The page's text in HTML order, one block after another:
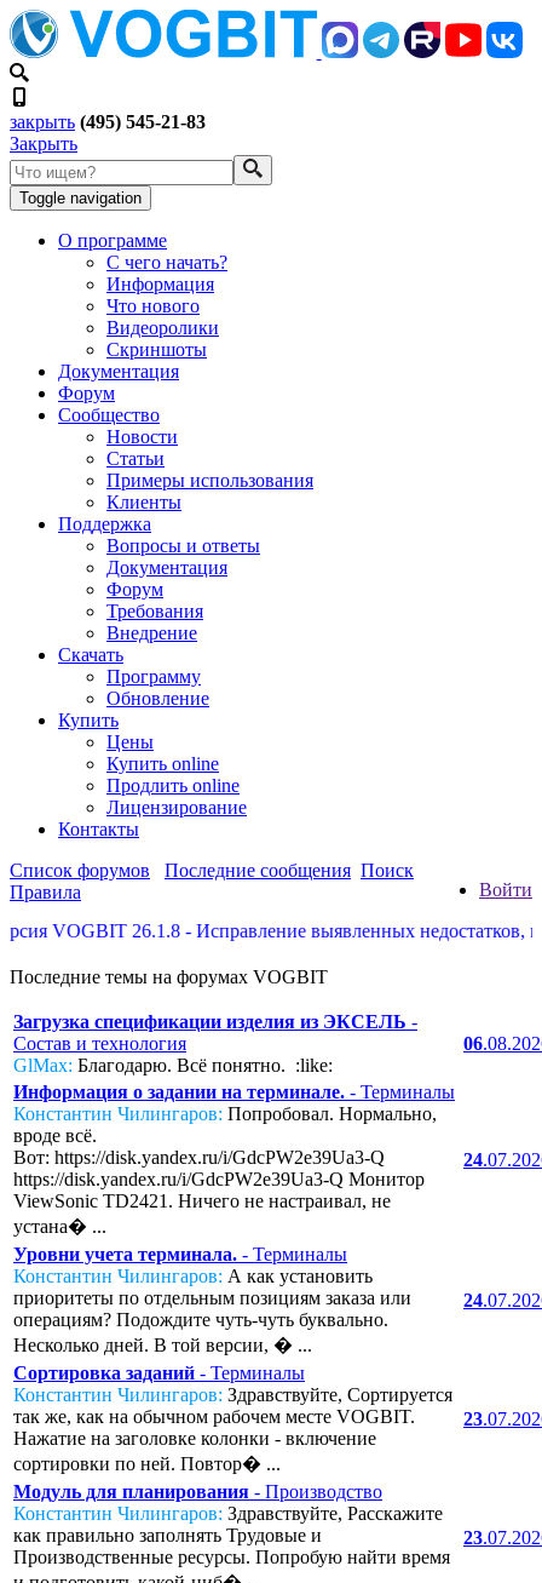
закрыть (495) 545-21-83
Закрыть
Toggle navigation
О программе
С чего начать?
Информация
Что нового
Видеоролики
Скриншоты
Документация
Форум
Сообщество
Новости
Статьи
Примеры использования
Клиенты
Поддержка
Вопросы и ответы
Документация
Форум
Требования
Внедрение
Скачать
Программу
Обновление
Купить
Цены
Купить online
Продлить online
Лицензирование
Контакты
Войти
Список форумов Последние сообщения Поиск
Правила
VOGBIT 26.1.8 - Исправление выявленных недостатков,
Последние темы на форумах VOGBIT
Загрузка спецификации изделия из ЭКСЕЛЬ -
Состав и технология
GlMax: Благодарю. Всё понятно. :like:
06
Информация о задании на терминале. - Терминалы
Константин Чилингаров: Попробовал. Нормально,
вроде всё.
Вот: https://disk.yandex.ru/i/GdcPW2e39Ua3-Q
https://disk.yandex.ru/i/GdcPW2e39Ua3-Q Монитор
ViewSonic TD2421. Ничего не настраивал, не
устана� ...
24
Уровни учета терминала. - Терминалы
Константин Чилингаров: А как установить
приоритеты по отдельным позициям заказа или
операциям? Подождите чуть-чуть буквально.
Несколько дней. В той версии, � ...
24
Сортировка заданий - Терминалы
Константин Чилингаров: Здравствуйте, Сортируется
так же, как на обычном рабочем месте VOGBIT.
Нажатие на заголовке колонки - включение
сортировки по ней. Повтор� ...
23
Модуль для планирования - Производство
Константин Чилингаров: Здравствуйте, Расскажите
как правильно заполнять Трудовые и
Производственные ресурсы. Попробую найти время
23